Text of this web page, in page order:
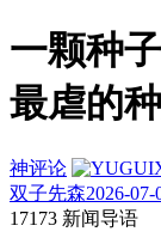
一颗种
最虐的
神评论
双子先森2026-07-
17173 新闻导语